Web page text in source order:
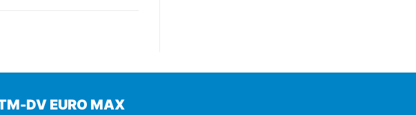
DV EURO MAX